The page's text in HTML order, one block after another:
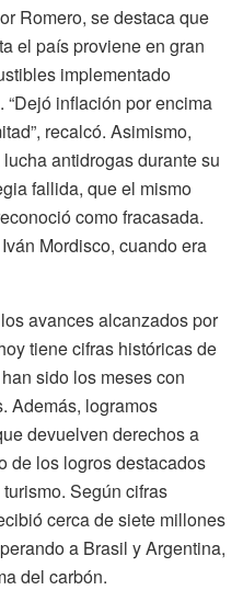
Romero, se destaca que
el país proviene en gran
implementado
inflación por encima
recalcó. Asimismo,
antidrogas durante su
fallida, que el mismo
como fracasada.
Mordisco, cuando era
avances alcanzados por
tiene cifras históricas de
sido los meses con
Además, logramos
devuelven derechos a
de los logros destacados
Según cifras
cerca de siete millones
a Brasil y Argentina,
del carbón.